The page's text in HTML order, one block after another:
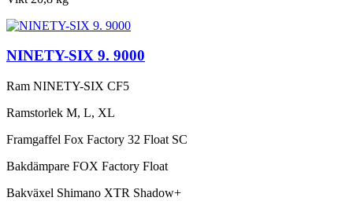
NINETY-SIX 9. 9000
Ram NINETY-SIX CF5
Ramstorlek M, L, XL
Framgaffel Fox Factory 32 Float SC
Bakdämpare FOX Factory Float
Bakväxel Shimano XTR Shadow+